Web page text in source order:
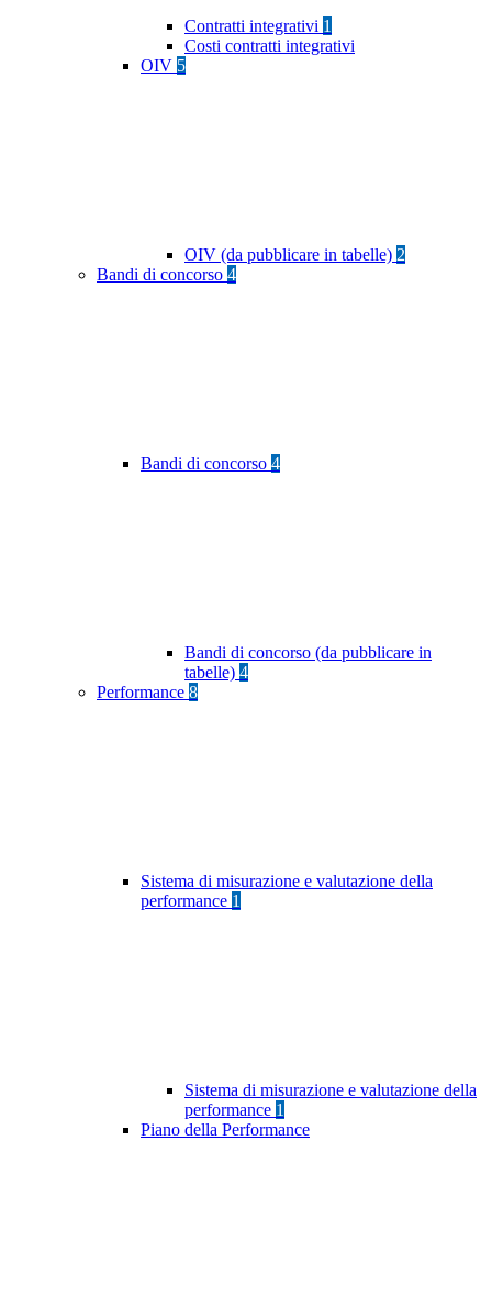
Contratti integrativi 1
Costi contratti integrativi
OIV 5
OIV (da pubblicare in tabelle) 2
Bandi di concorso 4
Bandi di concorso 4
Bandi di concorso (da pubblicare in
tabelle) 4
Performance 8
Sistema di misurazione e valutazione della
performance 1
Sistema di misurazione e valutazione della
performance 1
Piano della Performance